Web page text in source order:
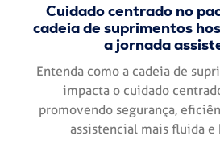
Cuidado centrado no
cadeia de suprimentos
a jornada
Entenda como a cadeia de
impacta o cuidado
promovendo segurança,
assistencial mais fluida e